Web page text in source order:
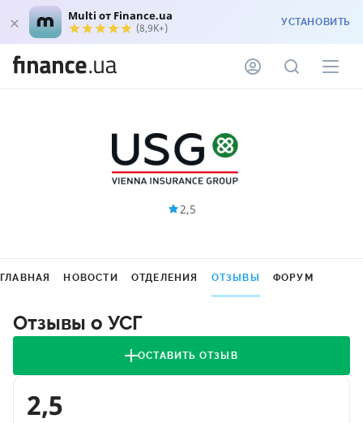
Multi от Finance.ua
(8,9K+) УСТАНОВИТЬ
2,5
ГЛАВНАЯ НОВОСТИ ОТДЕЛЕНИЯ ОТЗЫВЫ ФОРУМ
Отзывы о УСГ
ОСТАВИТЬ ОТЗЫВ
2,5